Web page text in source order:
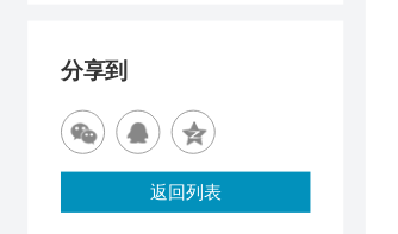
分享到
返回列表